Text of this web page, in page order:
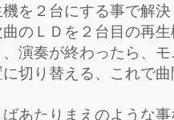
を２台にする事で解
のＬＤを２台目の再
演奏が終わったら、
に切り替える、これで
あたりまえのような